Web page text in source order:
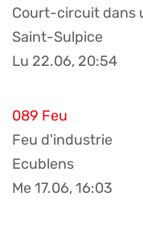
Court-circuit dans
Saint-Sulpice
Lu 22.06, 20:54
089 Feu
Feu d'industrie
Ecublens
Me 17.06, 16:03